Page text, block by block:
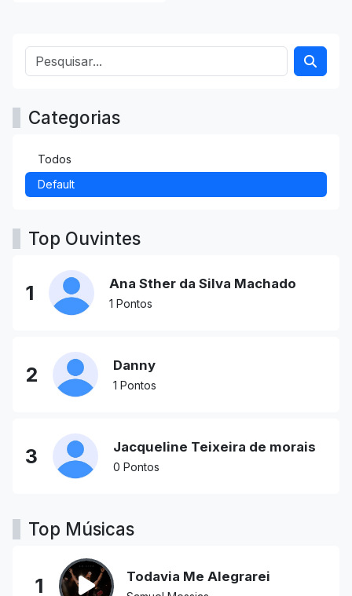
Categorias
Todos
Default
Top Ouvintes
1 Ana Sther da Silva Machado
1 Pontos
2 Danny
1 Pontos
3 Jacqueline Teixeira de morais
0 Pontos
Top Músicas
1 Todavia Me Alegrarei